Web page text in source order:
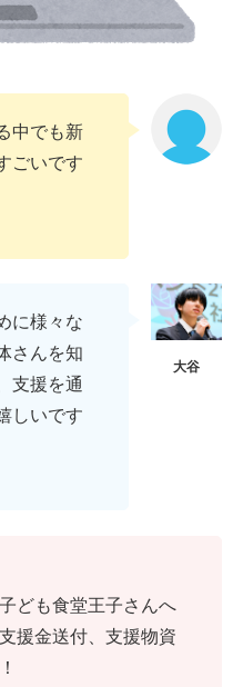
中でも新
ごいです
に様々な
さんを知
支援を通
しいです
ども食堂王子さんへ
援金送付、支援物資